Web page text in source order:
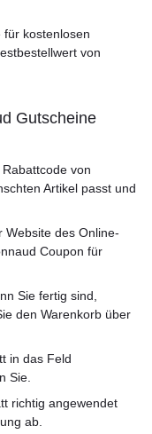
kostenlosen
von
Gutscheine
von
Artikel passt und
Website des Online-
Coupon für
Sie fertig sind,
den Warenkorb über
in das Feld
Sie.
richtig angewendet
ab.